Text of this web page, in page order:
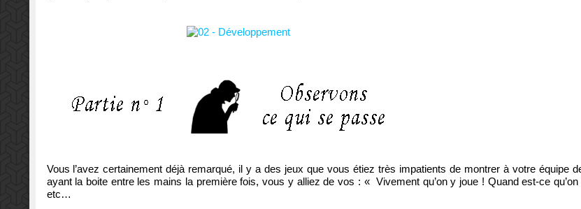
Vous l’avez certainement déjà remarqué, il y a des jeux que vous étiez très impatients de montrer à votre équipe
ayant la boite entre les mains la première fois, vous y alliez de vos : « Vivement qu’on y joue ! Quand est-ce
etc…